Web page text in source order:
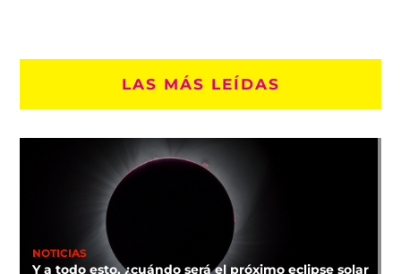
LAS MÁS LEÍDAS
NOTICIAS
Y a todo esto, ¿cuándo será el próximo eclipse solar